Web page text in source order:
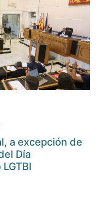
a excepción de
Día